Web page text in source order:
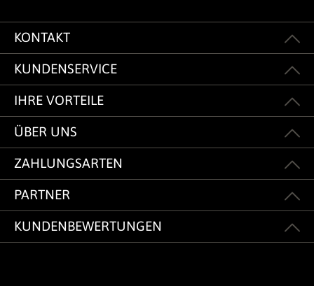
KONTAKT
KUNDENSERVICE
IHRE VORTEILE
ÜBER UNS
ZAHLUNGSARTEN
PARTNER
KUNDENBEWERTUNGEN